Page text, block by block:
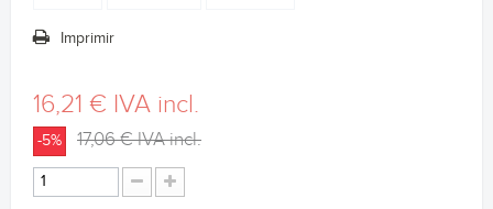
Imprimir
16,21 € IVA incl.
-5% 17,06 €IVA incl.